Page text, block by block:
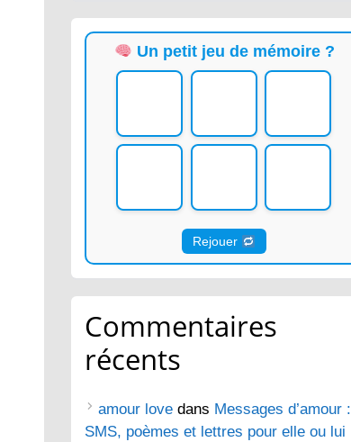
Un petit jeu de mémoire ?
Rejouer
Commentaires
récents
amour love dans Messages d’amour :
SMS, poèmes et lettres pour elle ou lui